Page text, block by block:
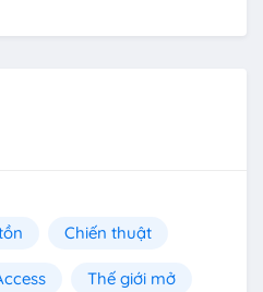
Chiến thuật
Thế giới mở